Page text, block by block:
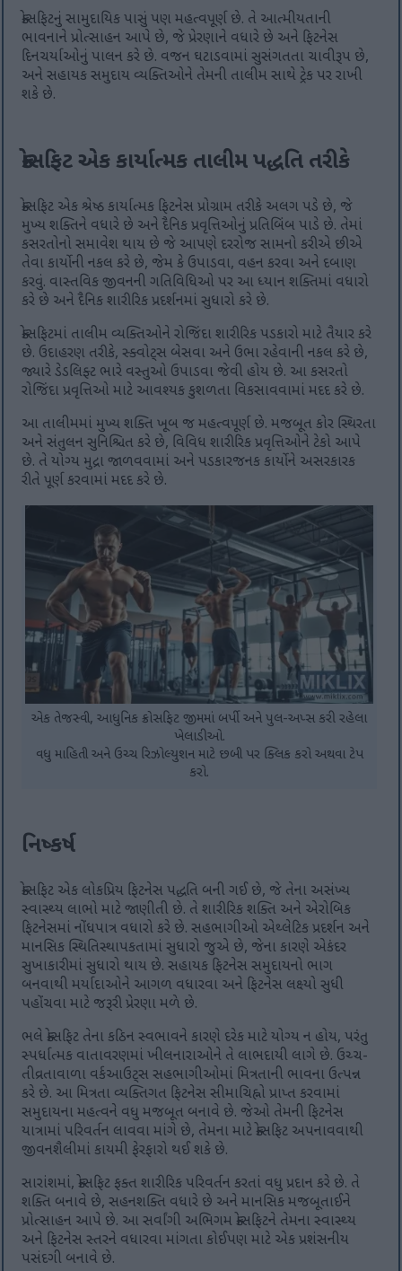
ક્રોસફિટનું સામુદાયિક પાસું પણ મહત્વપૂર્ણ છે. તે આત્મીયતાની
ભાવનાને પ્રોત્સાહન આપે છે, જે પ્રેરણાને વધારે છે અને ફિટનેસ
દિનચર્યાઓનું પાલન કરે છે. વજન ઘટાડવામાં સુસંગતતા ચાવીરૂપ છે,
અને સહાયક સમુદાય વ્યક્તિઓને તેમની તાલીમ સાથે ટ્રેક પર રાખી
શકે છે.
ક્રોસફિટ એક કાર્યાત્મક તાલીમ પદ્ધતિ તરીકે
ક્રોસફિટ એક શ્રેષ્ઠ કાર્યાત્મક ફિટનેસ પ્રોગ્રામ તરીકે અલગ પડે છે, જે
મુખ્ય શક્તિને વધારે છે અને દૈનિક પ્રવૃત્તિઓનું પ્રતિબિંબ પાડે છે. તેમાં
કસરતોનો સમાવેશ થાય છે જે આપણે દરરોજ સામનો કરીએ છીએ
તેવા કાર્યોની નકલ કરે છે, જેમ કે ઉપાડવા, વહન કરવા અને દબાણ
કરવું. વાસ્તવિક જીવનની ગતિવિધિઓ પર આ ધ્યાન શક્તિમાં વધારો
કરે છે અને દૈનિક શારીરિક પ્રદર્શનમાં સુધારો કરે છે.
ક્રોસફિટમાં તાલીમ વ્યક્તિઓને રોજિંદા શારીરિક પડકારો માટે તૈયાર કરે
છે. ઉદાહરણ તરીકે, સ્ક્વોટ્સ બેસવા અને ઉભા રહેવાની નકલ કરે છે,
જ્યારે ડેડલિફ્ટ ભારે વસ્તુઓ ઉપાડવા જેવી હોય છે. આ કસરતો
રોજિંદા પ્રવૃત્તિઓ માટે આવશ્યક કુશળતા વિકસાવવામાં મદદ કરે છે.
આ તાલીમમાં મુખ્ય શક્તિ ખૂબ જ મહત્વપૂર્ણ છે. મજબૂત કોર સ્થિરતા
અને સંતુલન સુનિશ્ચિત કરે છે, વિવિધ શારીરિક પ્રવૃત્તિઓને ટેકો આપે
છે. તે યોગ્ય મુદ્રા જાળવવામાં અને પડકારજનક કાર્યોને અસરકારક
રીતે પૂર્ણ કરવામાં મદદ કરે છે.
એક તેજસ્વી, આધુનિક ક્રોસફિટ જીમમાં બર્પી અને પુલ-અપ્સ કરી રહેલા
ખેલાડીઓ.
વધુ માહિતી અને ઉચ્ચ રિઝોલ્યુશન માટે છબી પર ક્લિક કરો અથવા ટેપ
કરો.
નિષ્કર્ષ
ક્રોસફિટ એક લોકપ્રિય ફિટનેસ પદ્ધતિ બની ગઈ છે, જે તેના અસંખ્ય
સ્વાસ્થ્ય લાભો માટે જાણીતી છે. તે શારીરિક શક્તિ અને એરોબિક
ફિટનેસમાં નોંધપાત્ર વધારો કરે છે. સહભાગીઓ એથ્લેટિક પ્રદર્શન અને
માનસિક સ્થિતિસ્થાપકતામાં સુધારો જુએ છે, જેના કારણે એકંદર
સુખાકારીમાં સુધારો થાય છે. સહાયક ફિટનેસ સમુદાયનો ભાગ
બનવાથી મર્યાદાઓને આગળ વધારવા અને ફિટનેસ લક્ષ્યો સુધી
પહોંચવા માટે જરૂરી પ્રેરણા મળે છે.
ભલે ક્રોસફિટ તેના કઠિન સ્વભાવને કારણે દરેક માટે યોગ્ય ન હોય, પરંતુ
સ્પર્ધાત્મક વાતાવરણમાં ખીલનારાઓને તે લાભદાયી લાગે છે. ઉચ્ચ-
તીવ્રતાવાળા વર્કઆઉટ્સ સહભાગીઓમાં મિત્રતાની ભાવના ઉત્પન્ન
કરે છે. આ મિત્રતા વ્યક્તિગત ફિટનેસ સીમાચિહ્નો પ્રાપ્ત કરવામાં
સમુદાયના મહત્વને વધુ મજબૂત બનાવે છે. જેઓ તેમની ફિટનેસ
યાત્રામાં પરિવર્તન લાવવા માંગે છે, તેમના માટે ક્રોસફિટ અપનાવવાથી
જીવનશૈલીમાં કાયમી ફેરફારો થઈ શકે છે.
સારાંશમાં, ક્રોસફિટ ફક્ત શારીરિક પરિવર્તન કરતાં વધુ પ્રદાન કરે છે. તે
શક્તિ બનાવે છે, સહનશક્તિ વધારે છે અને માનસિક મજબૂતાઈને
પ્રોત્સાહન આપે છે. આ સર્વાંગી અભિગમ ક્રોસફિટને તેમના સ્વાસ્થ્ય
અને ફિટનેસ સ્તરને વધારવા માંગતા કોઈપણ માટે એક પ્રશંસનીય
પસંદગી બનાવે છે.